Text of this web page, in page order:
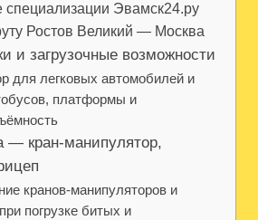
специализации Эвамск24.ру
Ростов Великий — Москва
и загрузочные возможности
для легковых автомобилей и
платформы и
— кран-манипулятор,
кранов-манипуляторов и
погрузке битых и